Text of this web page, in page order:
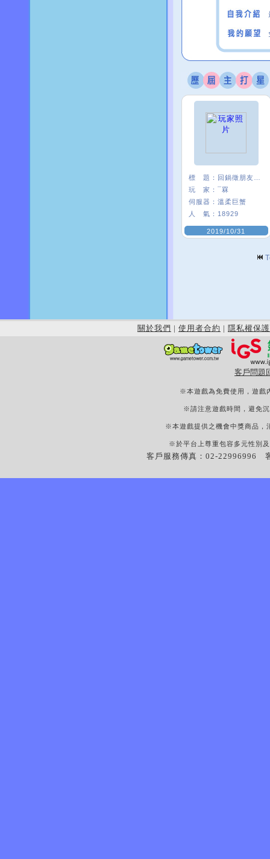
標 題：
玩 家： ¯罧
伺服器： 溫柔巨蟹
人 氣： 18929
2019/10/31
關於我們 | 使用者合約 | 隱私權保護
客戶問題
※本遊戲為免費使用，遊戲
※請注意遊戲時間，避免
※本遊戲提供之機會中獎商品，
※於平台上尊重包容多元性別
客戶服務傳真：02-22996996